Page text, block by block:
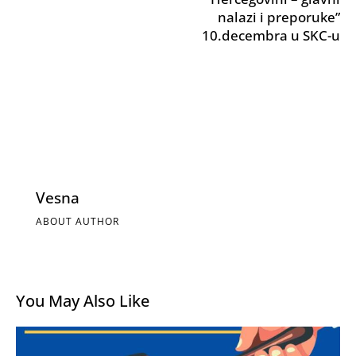
nalazi i preporuke”
10.decembra u SKC-u
Vesna
ABOUT AUTHOR
You May Also Like